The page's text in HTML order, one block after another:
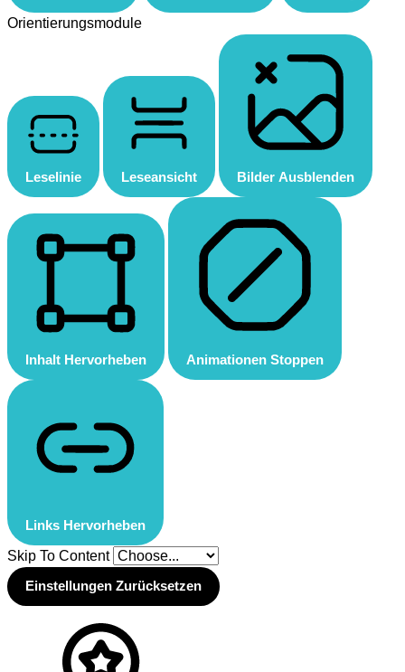
Orientierungsmodule
Leselinie Leseansicht Bilder Ausblenden
Inhalt Hervorheben Animationen Stoppen
Links Hervorheben
Skip To Content
Einstellungen Zurücksetzen